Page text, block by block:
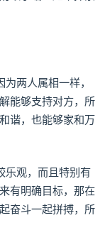
两人属相一样，
能够支持对方，所
谐，也能够家和万
乐观，而且特别有
有明确目标，那在
奋斗一起拼搏，所